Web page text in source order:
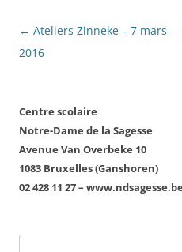
Navigation
des
← Ateliers Zinneke – 7 mars
2016
Centre scolaire
Notre-Dame de la Sagesse
Avenue Van Overbeke 10
1083 Bruxelles (Ganshoren)
02 428 11 27 – www.ndsagesse.be